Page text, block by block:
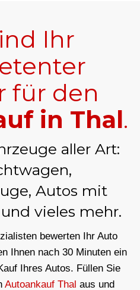
Ihr
für den
in Thal.
aller Art:
Autos mit
vieles mehr.
bewerten Ihr Auto
Ihnen nach 30 Minuten ein
Ihres Autos. Füllen Sie
Autoankauf Thal aus und